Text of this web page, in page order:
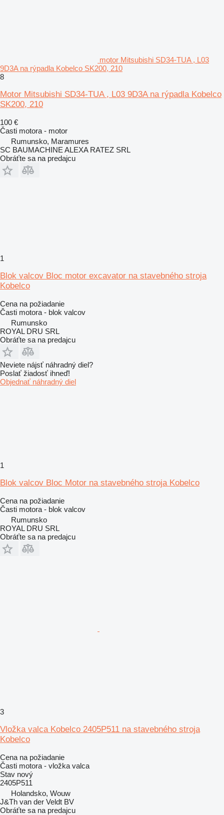
motor Mitsubishi SD34-TUA , L03
9D3A na rýpadla Kobelco SK200, 210
8
Motor Mitsubishi SD34-TUA , L03 9D3A na rýpadla Kobelco
SK200, 210
100 €
Časti motora - motor
Rumunsko, Maramures
SC BAUMACHINE ALEXA RATEZ SRL
Obráťte sa na predajcu
1
Blok valcov Bloc motor excavator na stavebného stroja
Kobelco
Cena na požiadanie
Časti motora - blok valcov
Rumunsko
ROYAL DRU SRL
Obráťte sa na predajcu
Neviete nájsť náhradný diel?
Poslať žiadosť ihneď!
Objednať náhradný diel
1
Blok valcov Bloc Motor na stavebného stroja Kobelco
Cena na požiadanie
Časti motora - blok valcov
Rumunsko
ROYAL DRU SRL
Obráťte sa na predajcu
3
Vložka valca Kobelco 2405P511 na stavebného stroja
Kobelco
Cena na požiadanie
Časti motora - vložka valca
Stav nový
2405P511
Holandsko, Wouw
J&Th van der Veldt BV
Obráťte sa na predajcu